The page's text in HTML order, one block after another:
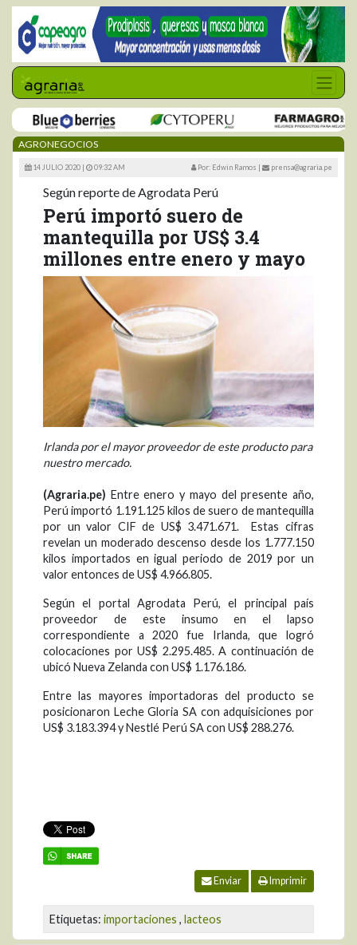
AGRONEGOCIOS
14 JULIO 2020 | 09:32 AM Por: Edwin Ramos | prensa@agraria.pe
Según reporte de Agrodata Perú
Perú importó suero de
mantequilla por US$ 3.4
millones entre enero y mayo
Irlanda por el mayor proveedor de este producto para
nuestro mercado.
(Agraria.pe) Entre enero y mayo del presente año,
Perú importó 1.191.125 kilos de suero de mantequilla
por un valor CIF de US$ 3.471.671. Estas cifras
revelan un moderado descenso desde los 1.777.150
kilos importados en igual periodo de 2019 por un
valor entonces de US$ 4.966.805.
Según el portal Agrodata Perú, el principal país
proveedor de este insumo en el lapso
correspondiente a 2020 fue Irlanda, que logró
colocaciones por US$ 2.295.485. A continuación de
ubicó Nueva Zelanda con US$ 1.176.186.
Entre las mayores importadoras del producto se
posicionaron Leche Gloria SA con adquisiciones por
US$ 3.183.394 y Nestlé Perú SA con US$ 288.276.
Enviar Imprimir
Etiquetas: importaciones , lacteos